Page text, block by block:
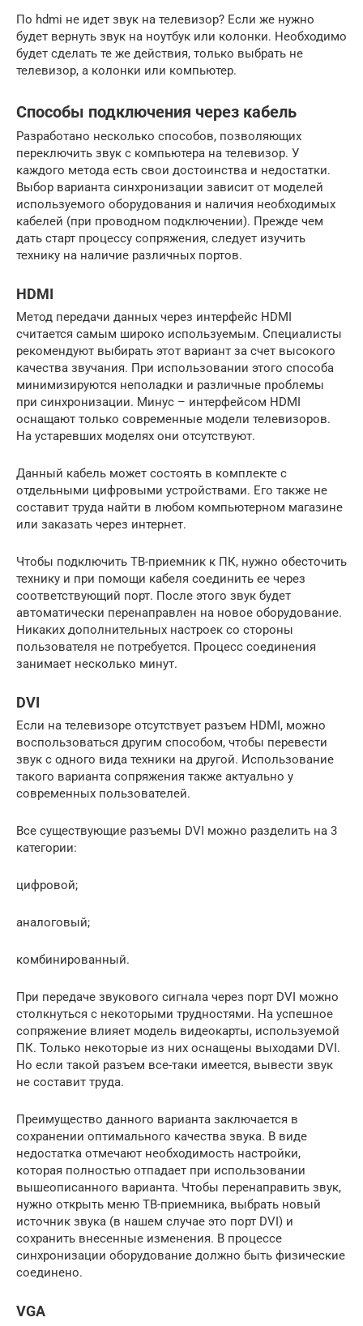
По hdmi не идет звук на телевизор? Если же нужно
будет вернуть звук на ноутбук или колонки. Необходимо
будет сделать те же действия, только выбрать не
телевизор, а колонки или компьютер.
Способы подключения через кабель
Разработано несколько способов, позволяющих
переключить звук с компьютера на телевизор. У
каждого метода есть свои достоинства и недостатки.
Выбор варианта синхронизации зависит от моделей
используемого оборудования и наличия необходимых
кабелей (при проводном подключении). Прежде чем
дать старт процессу сопряжения, следует изучить
технику на наличие различных портов.
HDMI
Метод передачи данных через интерфейс HDMI
считается самым широко используемым. Специалисты
рекомендуют выбирать этот вариант за счет высокого
качества звучания. При использовании этого способа
минимизируются неполадки и различные проблемы
при синхронизации. Минус – интерфейсом HDMI
оснащают только современные модели телевизоров.
На устаревших моделях они отсутствуют.
Данный кабель может состоять в комплекте с
отдельными цифровыми устройствами. Его также не
составит труда найти в любом компьютерном магазине
или заказать через интернет.
Чтобы подключить ТВ-приемник к ПК, нужно обесточить
технику и при помощи кабеля соединить ее через
соответствующий порт. После этого звук будет
автоматически перенаправлен на новое оборудование.
Никаких дополнительных настроек со стороны
пользователя не потребуется. Процесс соединения
занимает несколько минут.
DVI
Если на телевизоре отсутствует разъем HDMI, можно
воспользоваться другим способом, чтобы перевести
звук с одного вида техники на другой. Использование
такого варианта сопряжения также актуально у
современных пользователей.
Все существующие разъемы DVI можно разделить на 3
категории:
цифровой;
аналоговый;
комбинированный.
При передаче звукового сигнала через порт DVI можно
столкнуться с некоторыми трудностями. На успешное
сопряжение влияет модель видеокарты, используемой
ПК. Только некоторые из них оснащены выходами DVI.
Но если такой разъем все-таки имеется, вывести звук
не составит труда.
Преимущество данного варианта заключается в
сохранении оптимального качества звука. В виде
недостатка отмечают необходимость настройки,
которая полностью отпадает при использовании
вышеописанного варианта. Чтобы перенаправить звук,
нужно открыть меню ТВ-приемника, выбрать новый
источник звука (в нашем случае это порт DVI) и
сохранить внесенные изменения. В процессе
синхронизации оборудование должно быть физические
соединено.
VGA